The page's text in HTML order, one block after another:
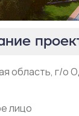
область, г/о
лицо